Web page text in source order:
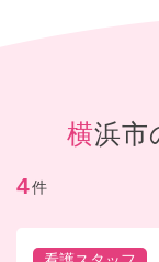
横浜
4件